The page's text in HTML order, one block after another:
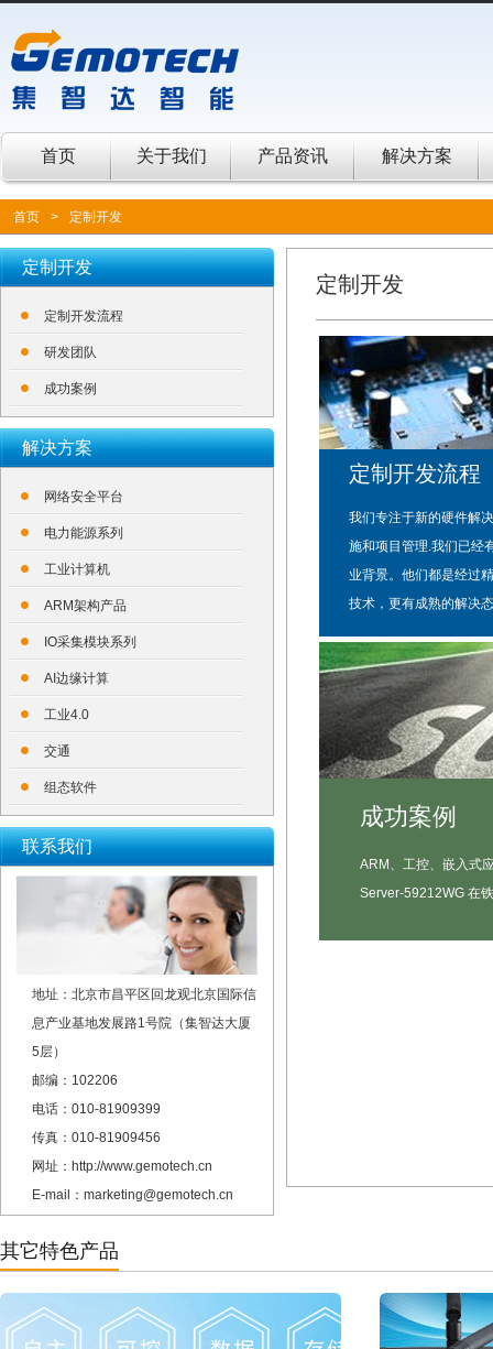
首页 关于我们 产品资讯 解决方案
首页 > 定制开发
定制开发
定制开发流程
研发团队
成功案例
解决方案
网络安全平台
电力能源系列
工业计算机
ARM架构产品
IO采集模块系列
AI边缘计算
工业4.0
交通
组态软件
联系我们
地址：北京市昌平区回龙观北京国际信
息产业基地发展路1号院（集智达大厦
5层）
邮编：102206
电话：010-81909399
传真：010-81909456
网址：http://www.gemotech.cn
E-mail：marketing@gemotech.cn
定制开发
定制开发流程
我们专注于新的硬件解
施和项目管理.我们已经
业背景。他们都是经过
技术，更有成熟的解决
成功案例
ARM、工控、嵌入式
Server-59212WG 在
其它特色产品